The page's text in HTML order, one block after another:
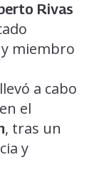
Rivas
y miembro
a cabo
el
, tras un
y